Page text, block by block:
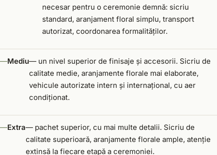
necesar pentru o ceremonie demnă: sicriu
standard, aranjament floral simplu, transport
autorizat, coordonarea formalităților.
Mediu— un nivel superior de finisaje și accesorii. Sicriu de
calitate medie, aranjamente florale mai elaborate,
vehicule autorizate intern și internațional, cu aer
condiționat.
Extra— pachet superior, cu mai multe detalii. Sicriu de
calitate superioară, aranjamente florale ample, atenție
extinsă la fiecare etapă a ceremoniei.